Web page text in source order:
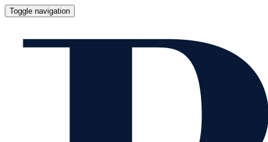
Toggle navigation